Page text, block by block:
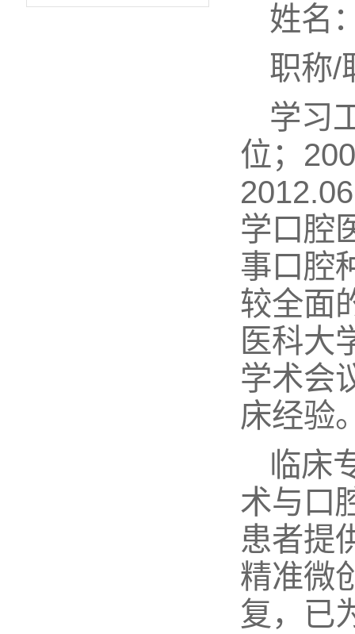
姓名
职称/
学习
位；
学口腔
事口腔
较全面
医科大
学术会
床经验
临床
术与口
患者提
精准微
复，已